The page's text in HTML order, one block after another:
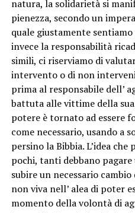
natura, la solidarietà si
pienezza, secondo un
quale giustamente
invece la responsabilità
simili, ci riserviamo di
intervento o di non
prima al responsabile dell’
battuta alle vittime della
potere è tornato ad essere
come necessario, usando a
persino la Bibbia. L’idea
pochi, tanti debbano
subire un necessario
non viva nell’ alea di poter
momento della volontà di